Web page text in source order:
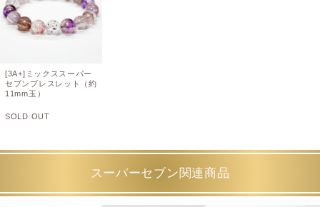
[3A+]ミックススーパー
セブンブレスレット（約
11mm玉）
SOLD OUT
スーパーセブン関連商品